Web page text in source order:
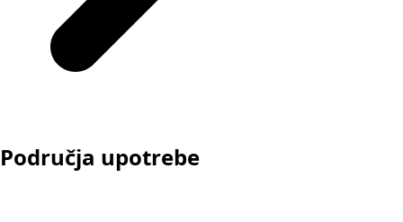
Područja upotrebe